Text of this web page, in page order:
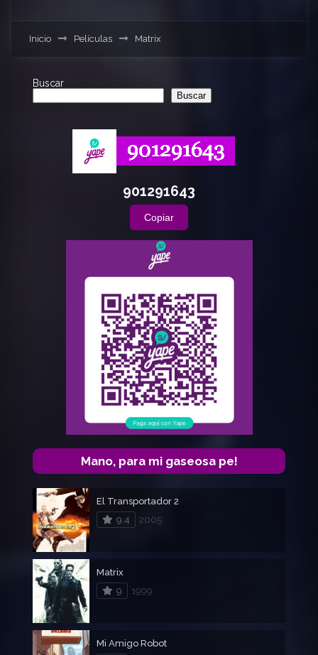
Inicio Películas Matrix
Buscar
Buscar
901291643
Copiar
Mano, para mi gaseosa pe!
El Transportador 2
9.4
2005
Matrix
9
1999
Mi Amigo Robot